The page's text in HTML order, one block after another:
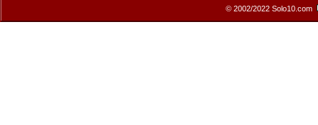
© 2002/2022 Solo10.com